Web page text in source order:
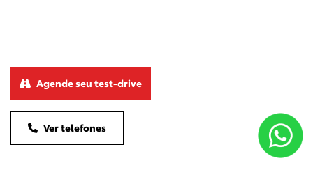
Ver telefones
Agende seu test-drive